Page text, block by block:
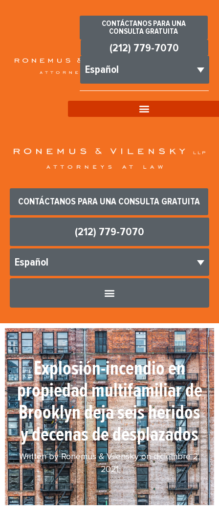
CONTÁCTANOS PARA UNA
CONSULTA GRATUITA
(212) 779-7070
Español
CONTÁCTANOS PARA UNA CONSULTA GRATUITA
(212) 779-7070
Español
Explosión-incendio en
propiedad multifamiliar de
Brooklyn deja seis heridos
y decenas de desplazados
Written by Ronemus & Vilensky ondiciembre 2,
2021